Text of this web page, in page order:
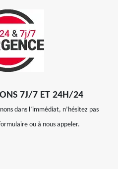
7J/7 ET 24H/24
dans l’immédiat, n’hésitez pas
ou à nous appeler.